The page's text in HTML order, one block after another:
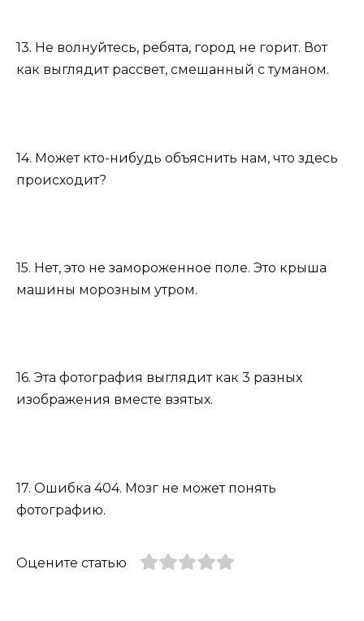
13. Не волнуйтесь, ребята, город не горит. Вот
как выглядит рассвет, смешанный с туманом.
14. Может кто-нибудь объяснить нам, что здесь
происходит?
15. Нет, это не замороженное поле. Это крыша
машины морозным утром.
16. Эта фотография выглядит как 3 разных
изображения вместе взятых.
17. Ошибка 404. Мозг не может понять
фотографию.
Оцените статью